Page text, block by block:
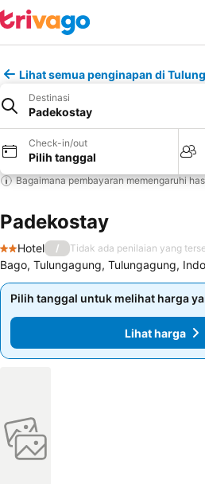
Lihat semua penginapan di
Destinasi
Padekostay
Check-in/out
Pilih tanggal
Bagaimana pembayaran memengaruhi
Padekostay
2 Bintang
Hotel / Tidak ada penilaian yang
Bago, Tulungagung, Tulungagung,
Pilih tanggal untuk melihat harga
Lihat harga
Pilih tanggal untuk melihat harga
Lihat harga